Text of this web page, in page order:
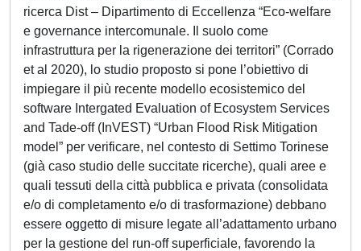
ricerca Dist – Dipartimento di Eccellenza “Eco-welfare
e governance intercomunale. Il suolo come
infrastruttura per la rigenerazione dei territori” (Corrado
et al 2020), lo studio proposto si pone l’obiettivo di
impiegare il più recente modello ecosistemico del
software Intergated Evaluation of Ecosystem Services
and Tade-off (InVEST) “Urban Flood Risk Mitigation
model” per verificare, nel contesto di Settimo Torinese
(già caso studio delle succitate ricerche), quali aree e
quali tessuti della città pubblica e privata (consolidata
e/o di completamento e/o di trasformazione) debbano
essere oggetto di misure legate all’adattamento urbano
per la gestione del run-off superficiale, favorendo la